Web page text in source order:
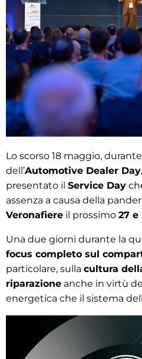
Lo scorso 18 maggio,
dell’Automotive Dealer Day
presentato il Service Day
assenza a causa della
Veronafiere il prossimo 27
Una due giorni durante la
focus completo sul
particolare, sulla cultura
riparazione anche in virtù
energetica che il sistema